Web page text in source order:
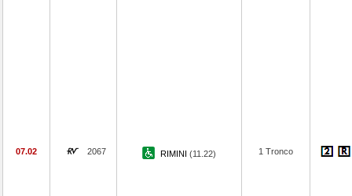
07.02 2067 RIMINI (11.22) 1 Tronco